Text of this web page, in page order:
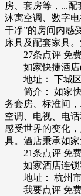
房、套房等，...
沐寓空调、数字
干净”的房间内感
床具及配套家具
27条点评 免费
如家快捷酒店(
地址： 下城区
简介： 如家快
务套房、标准间
空调、电视、电
感受世界的变化
具。酒店秉承如家
21条点评 免费
如家酒店连锁
地址： 杭州市
我要点评 免费